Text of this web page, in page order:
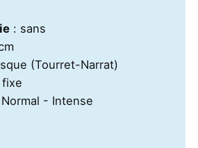
: sans
(Tourret-Narrat)
- Intense